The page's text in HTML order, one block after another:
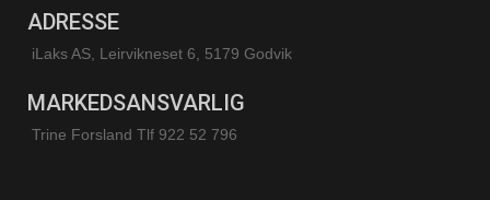
ADRESSE
iLaks AS, Leirvikneset 6, 5179 Godvik
MARKEDSANSVARLIG
Trine Forsland Tlf 922 52 796